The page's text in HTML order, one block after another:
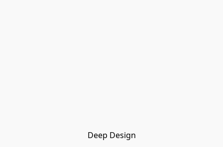
Deep Design